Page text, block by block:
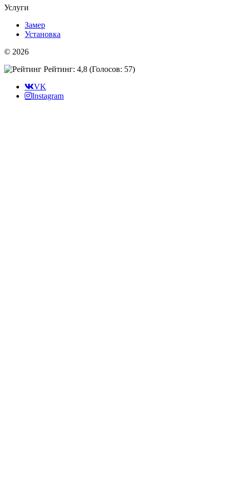
Услуги
Замер
Установка
© 2026
Рейтинг: 4,8 (Голосов: 57)
VK
Instagram